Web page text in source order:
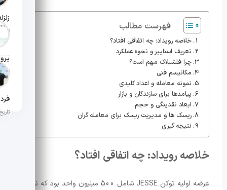
تاریخ
تاریخ
تاریخ
فهرست مطالب
خلاصه رویداد: چه اتفاقی افتاد؟
تعریف اسنایپر و نحوه عملکرد
چرا فلشبلاک مهم است؟
مکانیسم فنی
نمونه معامله و اعداد کلیدی
پیامدها برای سازندگان و بازار
ابعاد نقدینگی و حجم
ریسک ها و مدیریت ریسک برای معامله گران
نتیجه گیری
خلاصه رویداد: چه اتفاقی افتاد؟
عرضه اولیه توکن JESSE شامل 500 میلیون واحد بود که نیمی